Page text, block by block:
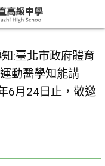
:臺北市政府體育
動醫學知能講
6月24日止，敬邀